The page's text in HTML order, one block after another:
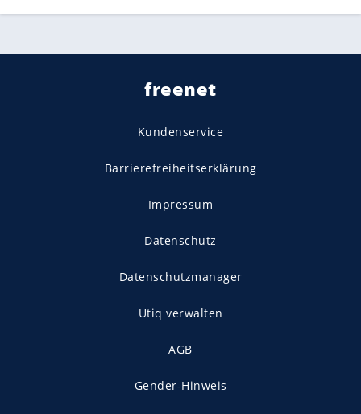
freenet
Kundenservice
Barrierefreiheitserklärung
Impressum
Datenschutz
Datenschutzmanager
Utiq verwalten
AGB
Gender-Hinweis